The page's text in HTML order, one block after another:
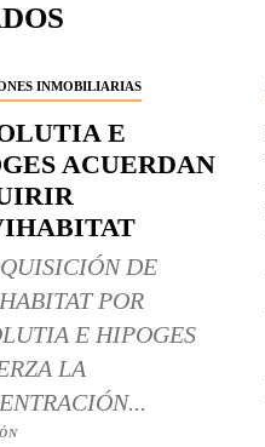
INMOBILIARIAS
E
ACUERDAN
DE
POR
E HIPOGES
LA